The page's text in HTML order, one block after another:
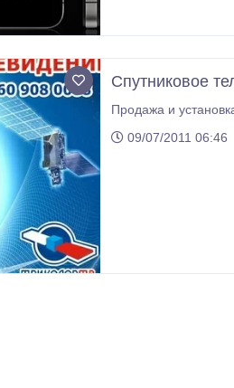
Спутниковое
Продажа и
09/07/2011 06:46